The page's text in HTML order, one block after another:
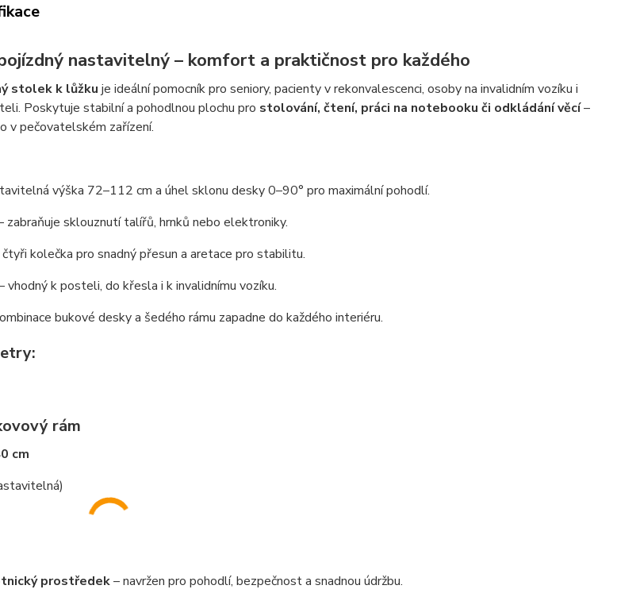
nastavitelný – komfort a praktičnost pro každého
stolek k lůžku je ideální pomocník pro seniory, pacienty v rekonvalescenci, osoby na invalidním vozíku i
Poskytuje stabilní a pohodlnou plochu pro stolování, čtení, práci na notebooku či odkládání věcí–
v pečovatelském zařízení.
výška 72–112 cm a úhel sklonu desky 0–90° pro maximální pohodlí.
zabraňuje sklouznutí talířů, hrnků nebo elektroniky.
čtyři kolečka pro snadný přesun a aretace pro stabilitu.
vhodný k posteli, do křesla i k invalidnímu vozíku.
bukové desky a šedého rámu zapadne do každého interiéru.
rám
cm
prostředek– navržen pro pohodlí, bezpečnost a snadnou údržbu.